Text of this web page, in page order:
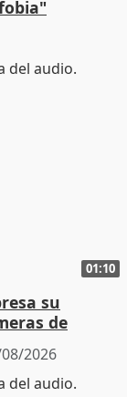
01:10
su
de
2026